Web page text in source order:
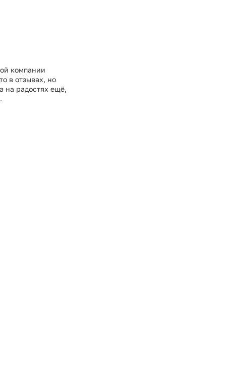
компании
в отзывах, но
на радостях ещё,